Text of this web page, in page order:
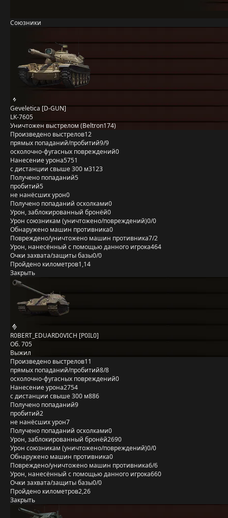
Союзники
Geveletica [D-GUN]
LK-7605
Уничтожен выстрелом (Beltron174)
Произведено выстрелов12
прямых попаданий/пробитий9/9
осколочно-фугасных повреждений0
Нанесение урона5751
с дистанции свыше 300 м3123
Получено попаданий5
пробитий5
не нанёсших урон0
Получено попаданий осколками0
Урон, заблокированный бронёй0
Урон союзникам (уничтожено/повреждений)0/0
Обнаружено машин противника0
Повреждено/уничтожено машин противника7/2
Урон, нанесённый с помощью данного игрока464
Очки захвата/защиты базы0/0
Пройдено километров1,14
Закрыть
R0BERT_EDUARD0VICH [P0IL0]
Об. 705
Выжил
Произведено выстрелов11
прямых попаданий/пробитий8/8
осколочно-фугасных повреждений0
Нанесение урона2754
с дистанции свыше 300 м886
Получено попаданий9
пробитий2
не нанёсших урон7
Получено попаданий осколками0
Урон, заблокированный бронёй2690
Урон союзникам (уничтожено/повреждений)0/0
Обнаружено машин противника0
Повреждено/уничтожено машин противника6/6
Урон, нанесённый с помощью данного игрока660
Очки захвата/защиты базы0/0
Пройдено километров2,26
Закрыть